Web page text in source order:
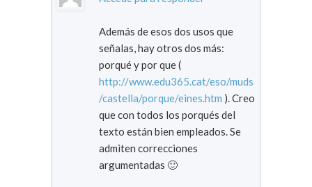
Además de esos dos usos que
señalas, hay otros dos más:
porqué y por que (
http://www.edu365.cat/eso/muds
/castella/porque/eines.htm ). Creo
que con todos los porqués del
texto están bien empleados. Se
admiten correcciones
argumentadas 🙂